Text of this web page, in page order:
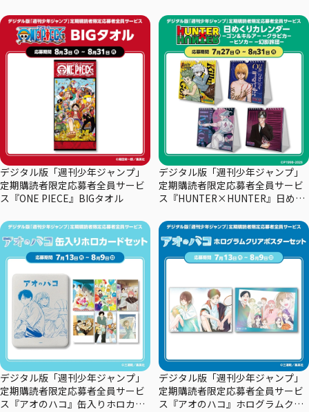
デジタル版「週刊少年ジャンプ」
定期購読者限定応募者全員サービ
ス『ONE PIECE』BIGタオル
デジタル版「週刊少年ジャンプ」
定期購読者限定応募者全員サービ
ス『HUNTER×HUNTER』日めく
デジタル版「週刊少年ジャンプ」
定期購読者限定応募者全員サービ
ス『アオのハコ』缶入りホロカー
デジタル版「週刊少年ジャンプ」
定期購読者限定応募者全員サービ
ス『アオのハコ』ホログラムクリ